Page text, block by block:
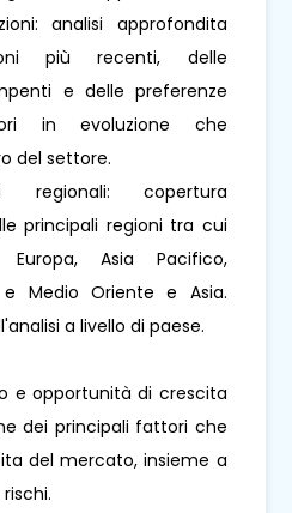
analisi approfondita
più recenti, delle
e delle preferenze
in evoluzione che
del settore.
regionali: copertura
principali regioni tra cui
Europa, Asia Pacifico,
Medio Oriente e Asia.
a livello di paese.
e opportunità di crescita
dei principali fattori che
del mercato, insieme a